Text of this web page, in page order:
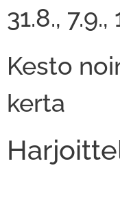
31.8., 7.9.,
Kesto
kerta